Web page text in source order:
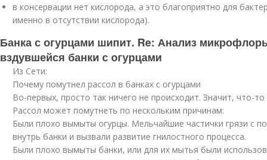
в консервации нет кислорода, а это благоприятно для
именно в отсутствии кислорода).
Банка с огурцами шипит. Re: Анализ
вздувшейся банки с огурцами
Из Сети:
Почему помутнел рассол в банках с огурцами
Во-первых, просто так ничего не происходит. Значит, что-
Рассол может помутнеть по нескольким причинам:
Были плохо вымыты огурцы. Мельчайшие частички грязи с
внутрь банки и вызвали развитие гнилостного процесса.
Были плохо вымыты банки, или для их мытья были